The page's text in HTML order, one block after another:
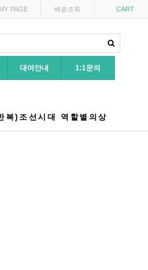
MY PAGE 배송조회 CART
대여안내 1:1문의
)조선시대 역할별의상